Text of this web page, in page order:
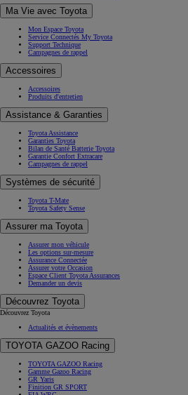
Ma Vie avec Toyota
Mon Espace Toyota
Service Connectés My Toyota
Support Technique
Campagnes de rappel
Accessoires
Accessoires
Produits d'entretien
Assistance & Garanties
Toyota Assistance
Garanties Toyota
Bilan de Santé Batterie Toyota
Garantie Confort Extracare
Campagnes de rappel
Systèmes de sécurité
Toyota T-Mate
Toyota Safety Sense
Assurer ma Toyota
Assurer mon véhicule
Les options sur-mesure
Assurance Connectée
Assurer votre Occasion
Espace Client Toyota Assurances
Demander un devis
Découvrez Toyota
Découvrez Toyota
Actualités et évènements
TOYOTA GAZOO Racing
TOYOTA GAZOO Racing
Gamme Gazoo Racing
GR Yaris
Finition GR SPORT